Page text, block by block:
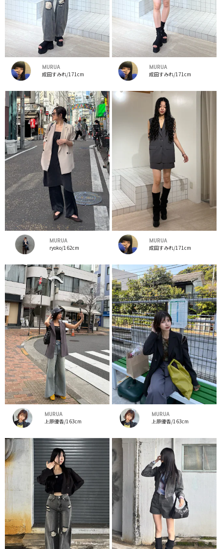
MURUA
成田すみれ/171cm
MURUA
成田すみれ/171cm
MURUA
ryoko/162cm
MURUA
成田すみれ/171cm
MURUA
上原優香/163cm
MURUA
上原優香/163cm